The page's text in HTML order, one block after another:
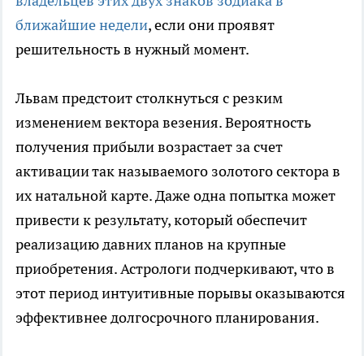
ближайшие недели, если они проявят
решительность в нужный момент.
Львам предстоит столкнуться с резким
изменением вектора везения. Вероятность
получения прибыли возрастает за счет
активации так называемого золотого сектора в
их натальной карте. Даже одна попытка может
привести к результату, который обеспечит
реализацию давних планов на крупные
приобретения. Астрологи подчеркивают, что в
этот период интуитивные порывы оказываются
эффективнее долгосрочного планирования.